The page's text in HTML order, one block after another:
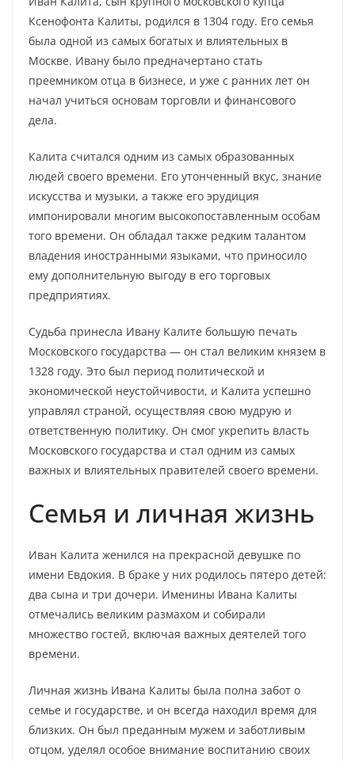
Ксенофонта Калиты, родился в 1304 году. Его семья
была одной из самых богатых и влиятельных в
Москве. Ивану было предначертано стать
преемником отца в бизнесе, и уже с ранних лет он
начал учиться основам торговли и финансового
дела.
Калита считался одним из самых образованных
людей своего времени. Его утонченный вкус, знание
искусства и музыки, а также его эрудиция
импонировали многим высокопоставленным особам
того времени. Он обладал также редким талантом
владения иностранными языками, что приносило
ему дополнительную выгоду в его торговых
предприятиях.
Судьба принесла Ивану Калите большую печать
Московского государства — он стал великим князем в
1328 году. Это был период политической и
экономической неустойчивости, и Калита успешно
управлял страной, осуществляя свою мудрую и
ответственную политику. Он смог укрепить власть
Московского государства и стал одним из самых
важных и влиятельных правителей своего времени.
Семья и личная жизнь
Иван Калита женился на прекрасной девушке по
имени Евдокия. В браке у них родилось пятеро детей:
два сына и три дочери. Именины Ивана Калиты
отмечались великим размахом и собирали
множество гостей, включая важных деятелей того
времени.
Личная жизнь Ивана Калиты была полна забот о
семье и государстве, и он всегда находил время для
близких. Он был преданным мужем и заботливым
отцом, уделял особое внимание воспитанию своих